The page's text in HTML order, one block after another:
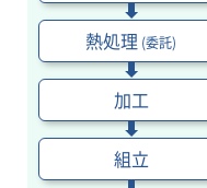
熱処理 (委託)
加工
組立